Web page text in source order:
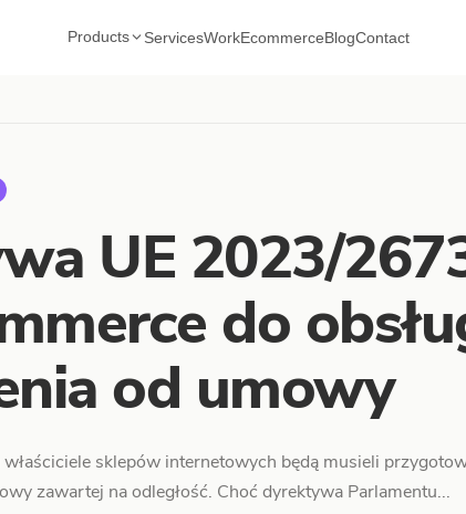
Products
ServicesWorkEcommerceBlogContact
UE 2023/
do
od umowy
sklepów internetowych będą musieli
zawartej na odległość. Choć dyrektywa Parlamentu...